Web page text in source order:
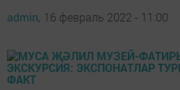
admin, 16 февраль 2022 - 11:00